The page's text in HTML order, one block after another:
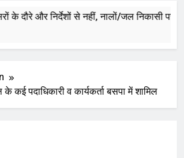
और निर्देशों से नहीं, नालों/जल निकासी पर कब्जे
के कई पदाधिकारी व कार्यकर्ता बसपा में शामिल